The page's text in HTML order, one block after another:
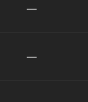
—
—